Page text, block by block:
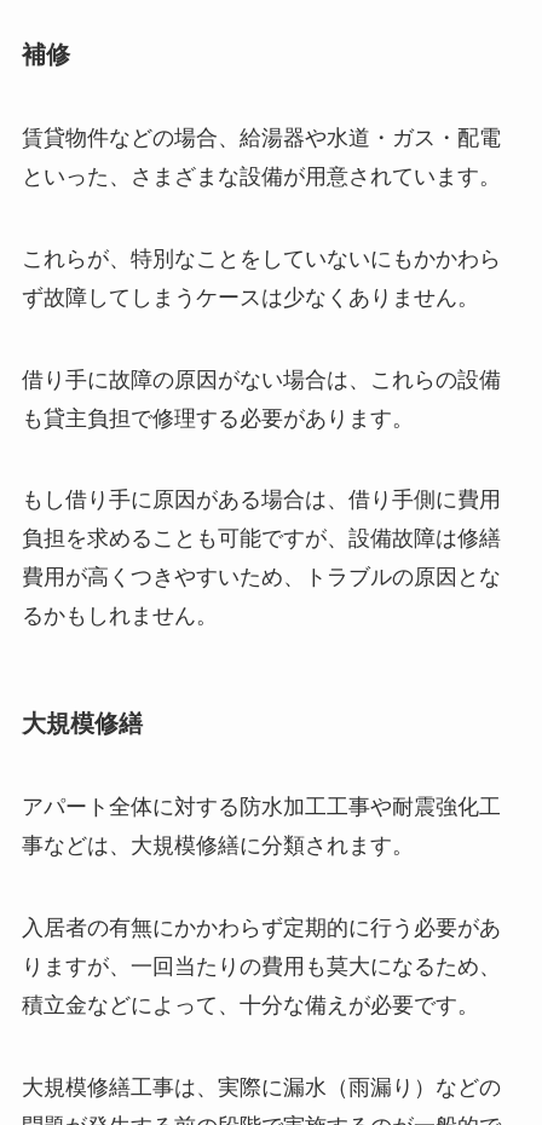
補修
賃貸物件などの場合、給湯器や水道・ガス・配電
といった、さまざまな設備が用意されています。
これらが、特別なことをしていないにもかかわら
ず故障してしまうケースは少なくありません。
借り手に故障の原因がない場合は、これらの設備
も貸主負担で修理する必要があります。
もし借り手に原因がある場合は、借り手側に費用
負担を求めることも可能ですが、設備故障は修繕
費用が高くつきやすいため、トラブルの原因とな
るかもしれません。
大規模修繕
アパート全体に対する防水加工工事や耐震強化工
事などは、大規模修繕に分類されます。
入居者の有無にかかわらず定期的に行う必要があ
りますが、一回当たりの費用も莫大になるため、
積立金などによって、十分な備えが必要です。
大規模修繕工事は、実際に漏水（雨漏り）などの